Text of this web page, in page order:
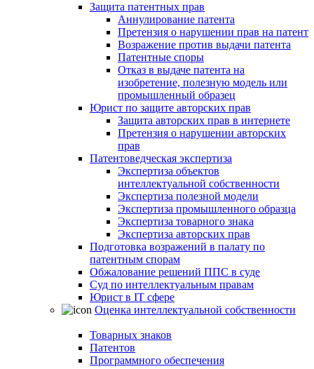
Защита патентных прав
Аннулирование патента
Претензия о нарушении прав на патент
Возражение против выдачи патента
Патентные споры
Отказ в выдаче патента на
изобретение, полезную модель или
промышленный образец
Юрист по защите авторских прав
Защита авторских прав в интернете
Претензия о нарушении авторских
прав
Патентоведческая экспертиза
Экспертиза объектов
интеллектуальной собственности
Экспертиза полезной модели
Экспертиза промышленного образца
Экспертиза товарного знака
Экспертиза авторских прав
Подготовка возражений в палату по
патентным спорам
Обжалование решений ППС в суде
Суд по интеллектуальным правам
Юрист в IT сфере
Оценка интеллектуальной собственности
Товарных знаков
Патентов
Программного обеспечения